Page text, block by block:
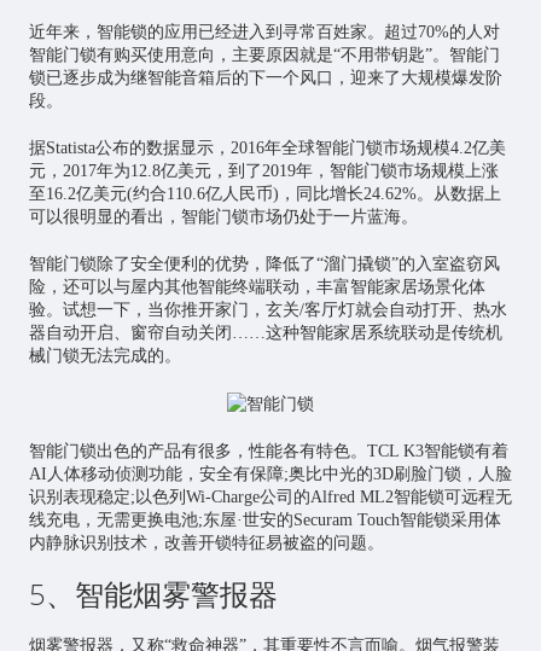
近年来，智能锁的应用已经进入到寻常百姓家。超过70%的人对
智能门锁有购买使用意向，主要原因就是“不用带钥匙”。智能门
锁已逐步成为继智能音箱后的下一个风口，迎来了大规模爆发阶
段。
据Statista公布的数据显示，2016年全球智能门锁市场规模4.2亿美
元，2017年为12.8亿美元，到了2019年，智能门锁市场规模上涨
至16.2亿美元(约合110.6亿人民币)，同比增长24.62%。从数据上
可以很明显的看出，智能门锁市场仍处于一片蓝海。
智能门锁除了安全便利的优势，降低了“溜门撬锁”的入室盗窃风
险，还可以与屋内其他智能终端联动，丰富智能家居场景化体
验。试想一下，当你推开家门，玄关/客厅灯就会自动打开、热水
器自动开启、窗帘自动关闭……这种智能家居系统联动是传统机
械门锁无法完成的。
智能门锁出色的产品有很多，性能各有特色。TCL K3智能锁有着
AI人体移动侦测功能，安全有保障;奥比中光的3D刷脸门锁，人脸
识别表现稳定;以色列Wi-Charge公司的Alfred ML2智能锁可远程无
线充电，无需更换电池;东屋·世安的Securam Touch智能锁采用体
内静脉识别技术，改善开锁特征易被盗的问题。
5、智能烟雾警报器
烟雾警报器，又称“救命神器”，其重要性不言而喻。烟气报警装